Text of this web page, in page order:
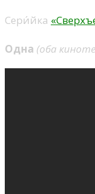
Сери́йка
Одна (оба